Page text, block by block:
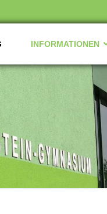
INFORMATIONEN